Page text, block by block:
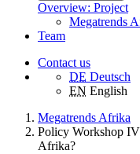
Overview: Project
Megatrends
Team
Contact us
DE Deutsch
EN English
Megatrends Afrika
Policy Workshop
Afrika?